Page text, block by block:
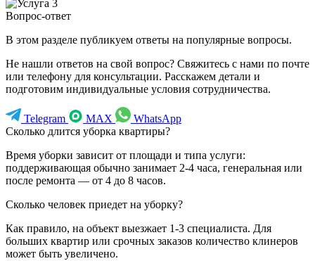
Вопрос-ответ
В этом разделе публикуем ответы на популярные вопросы.
Не нашли ответов на свой вопрос? Свяжитесь с нами по почте
или телефону для консультации. Расскажем детали и
подготовим индивидуальные условия сотрудничества.
Telegram MAX
WhatsApp
Сколько длится уборка квартиры?
Время уборки зависит от площади и типа услуги:
поддерживающая обычно занимает 2-4 часа, генеральная или
после ремонта — от 4 до 8 часов.
Сколько человек приедет на уборку?
Как правило, на объект выезжает 1-3 специалиста. Для
больших квартир или срочных заказов количество клинеров
может быть увеличено.